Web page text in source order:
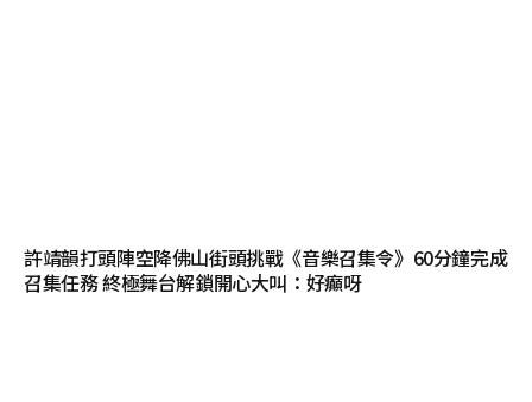
許靖韻打頭陣空降佛山街頭挑戰《音樂召集令》60分鐘完成
召集任務 終極舞台解鎖開心大叫：好癲呀